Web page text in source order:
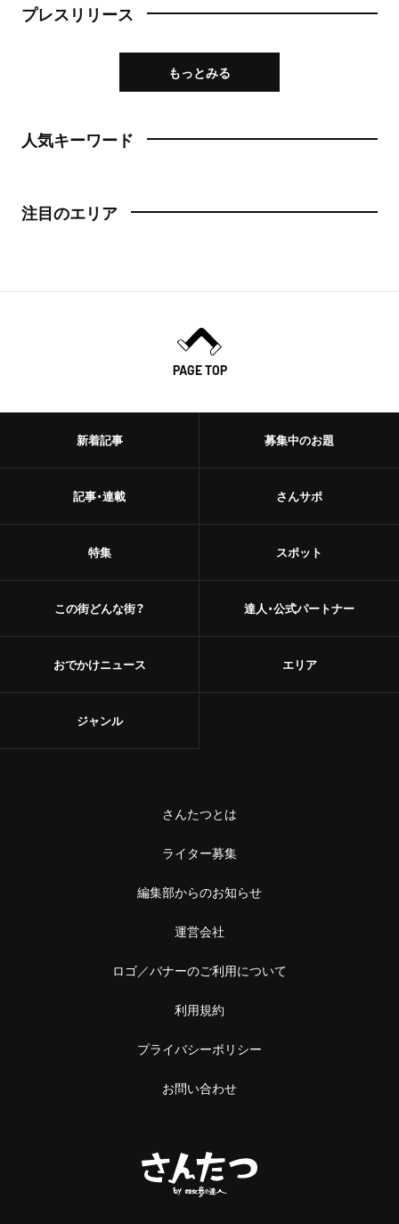
プレスリリース
もっとみる
人気キーワード
注目のエリア
PAGE TOP
新着記事
記事・連載
特集
この街どんな街？
おでかけニュース
募集中のお題
さんサポ
スポット
達人・公式パートナー
エリア
ジャンル
さんたつとは
ライター募集
編集部からのお知らせ
運営会社
ロゴ／バナーのご利用について
利用規約
プライバシーポリシー
お問い合わせ